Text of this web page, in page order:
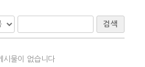
검색
시물이 없습니다